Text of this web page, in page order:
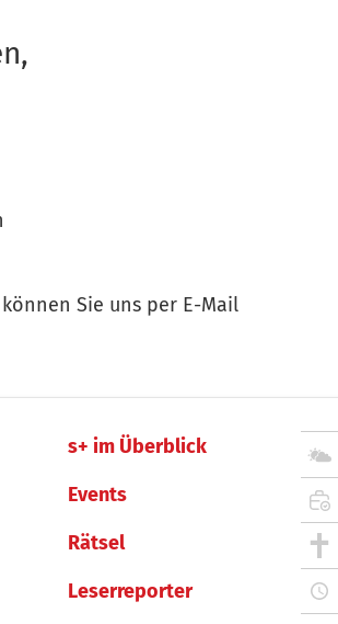
Sie uns per E-Mail
s+ im Überblick
Events
Rätsel
Leserreporter